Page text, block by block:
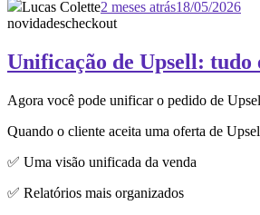
Lucas Colette2 meses atrás18/05/2026
novidadescheckout
Unificação de Upsell: tudo
Agora você pode unificar o pedido de
Quando o cliente aceita uma oferta de
✅ Uma visão unificada da venda
✅ Relatórios mais organizados